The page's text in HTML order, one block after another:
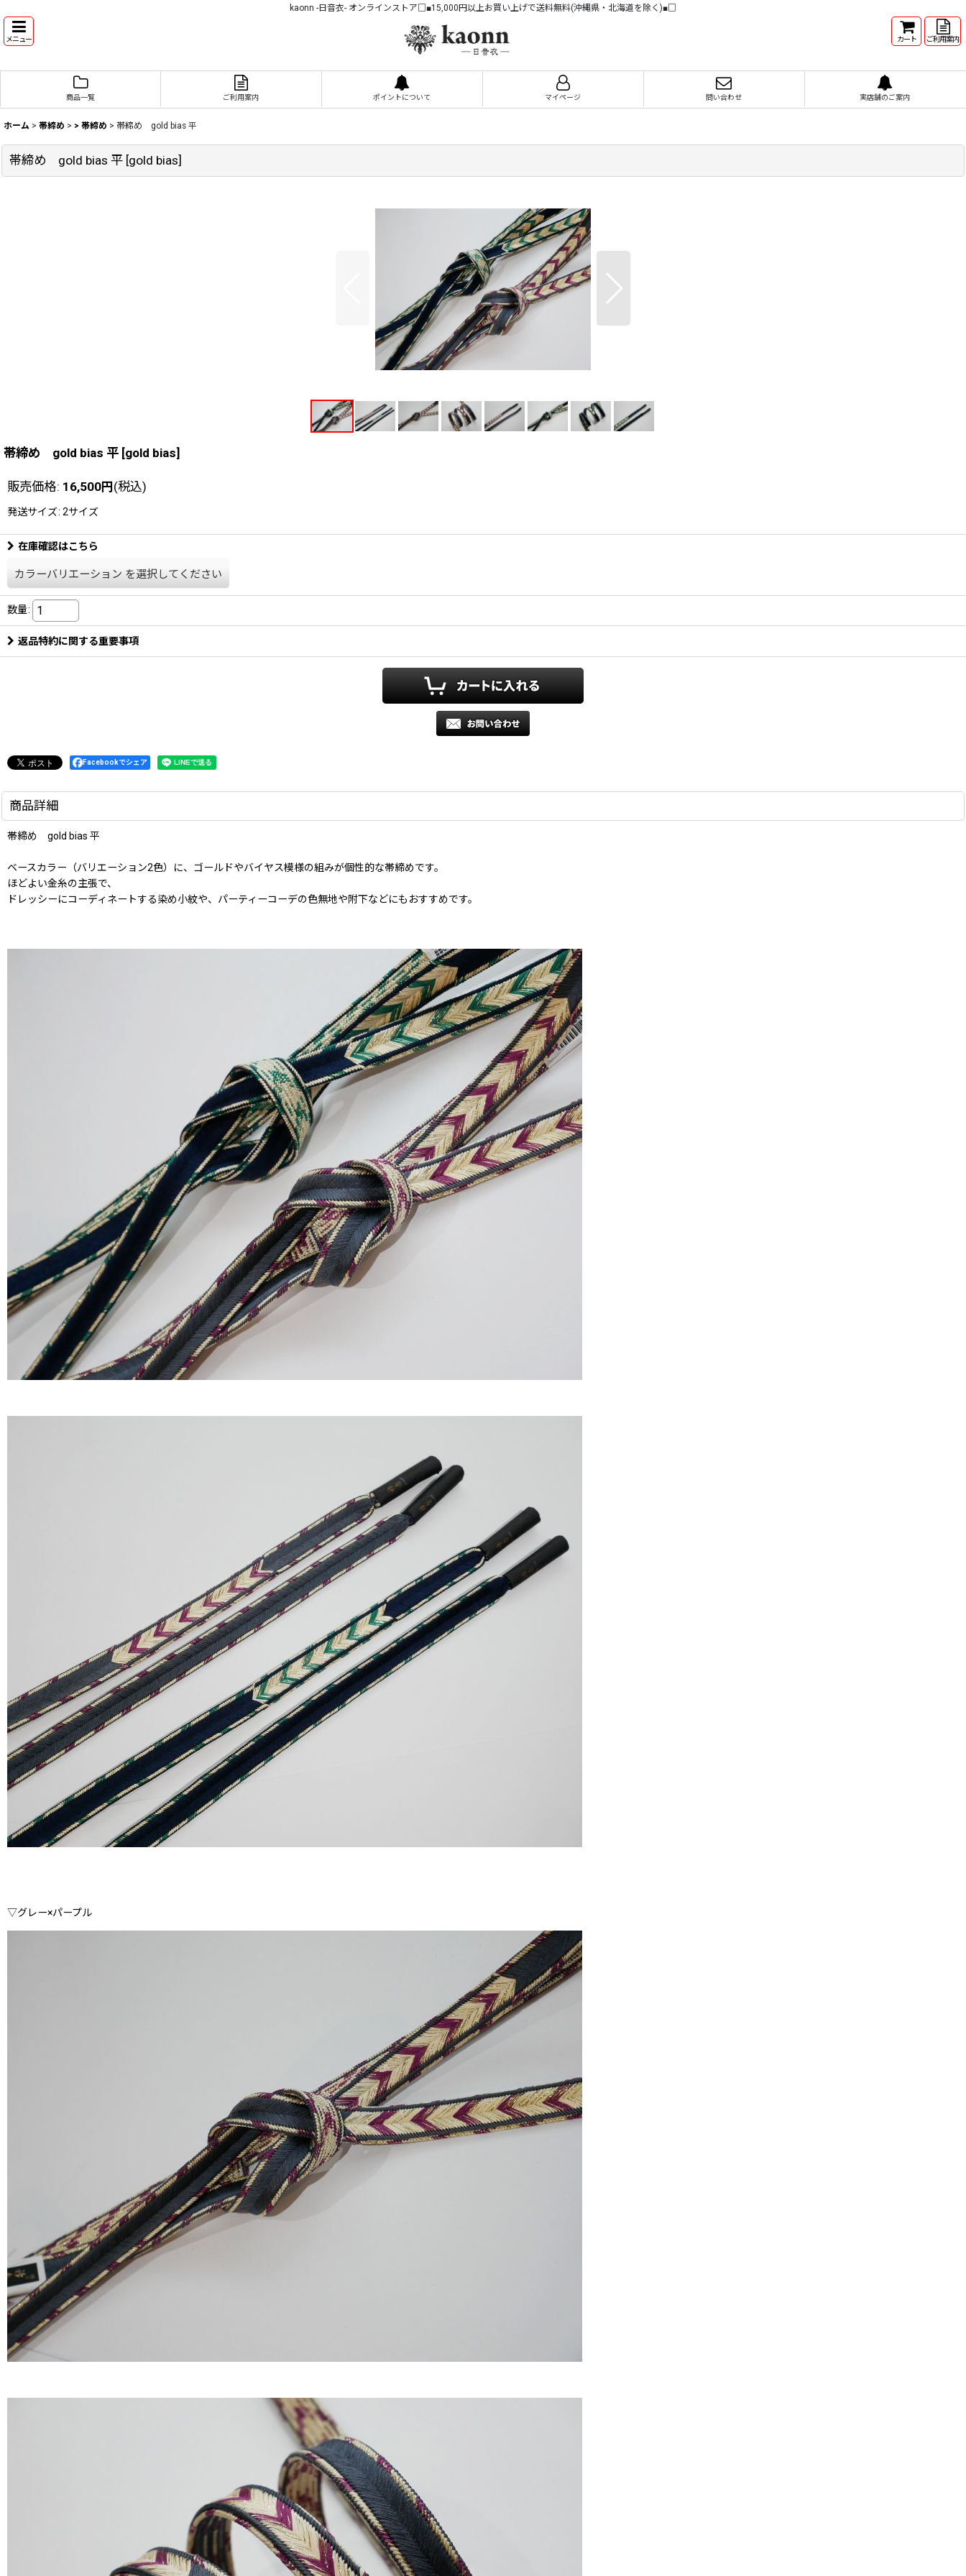
kaonn -日音衣- オンラインストア□■15,000円以上お買い上げで送料無料(沖縄県・北海道を除く)■□
メニュー カート ご利用案内
商品一覧 ご利用案内 ポイントについて マイページ 問い合わせ 実店舗のご案内
ホーム > 帯締め > > 帯締め > 帯締め gold bias 平
帯締め gold bias 平 [gold bias]
帯締め gold bias 平 [gold bias]
販売価格: 16,500円(税込)
発送サイズ: 2サイズ
在庫確認はこちら
カラーバリエーション を選択してください
数量:
返品特約に関する重要事項
Facebookでシェア
商品詳細
帯締め gold bias 平
ベースカラー（バリエーション2色）に、ゴールドやバイヤス模様の組みが個性的な帯締めです。
ほどよい金糸の主張で、
ドレッシーにコーディネートする染め小紋や、パーティーコーデの色無地や附下などにもおすすめです。
▽グレー×パープル